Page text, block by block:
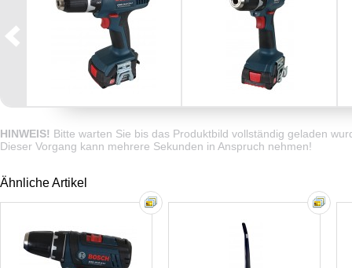
HINWEIS! Bitte warten Sie bis das Produktbild vollständig geladen
Dieser Vorgang kann mehrere Sekunden in Anspruch nehmen!
Ähnliche Artikel